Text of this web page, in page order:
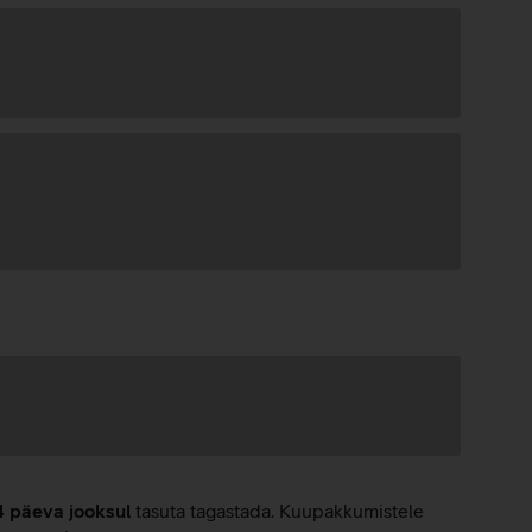
päeva jooksul tasuta tagastada. Kuupakkumistele